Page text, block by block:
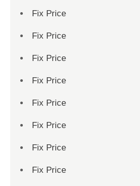
Fix Price
Fix Price
Fix Price
Fix Price
Fix Price
Fix Price
Fix Price
Fix Price